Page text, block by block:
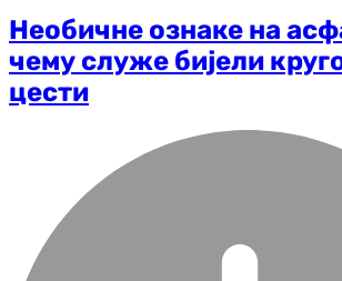
Необичне ознаке на
чему служе бијели
цести